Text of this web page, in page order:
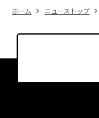
ホーム ニューストップ